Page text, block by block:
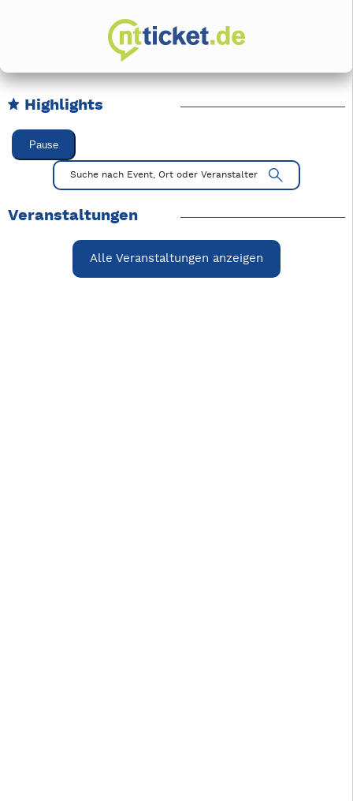
Highlights
Karussell Veranstaltungen überspringen
Pause
Mit Tab zu den Steuerelementen wechseln. Mit Pfeiltasten
Suche nach Event, Ort oder Veranstalter
Veranstaltungen
Alle Veranstaltungen anzeigen